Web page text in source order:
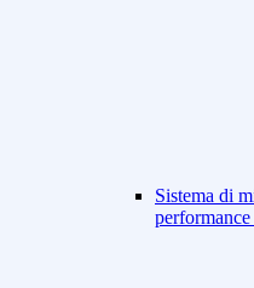
Sistema di
performance